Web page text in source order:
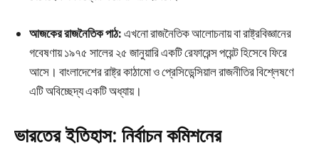
আজকের রাজনৈতিক পাঠ:এখনো রাজনৈতিক আলোচনায় বা রাষ্ট্রবিজ্ঞানের
গবেষণায় ১৯৭৫ সালের ২৫ জানুয়ারি একটি রেফারেন্স পয়েন্ট হিসেবে ফিরে
আসে। বাংলাদেশের রাষ্ট্র কাঠামো ও প্রেসিডেন্সিয়াল রাজনীতির বিশ্লেষণে
এটি অবিচ্ছেদ্য একটি অধ্যায়।
ভারতের ইতিহাস: নির্বাচন কমিশনের